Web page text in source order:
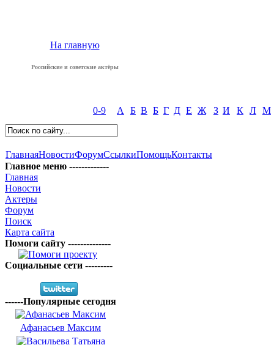
На главную
Российские и советские актёры
0-9 А Б В Б Г Д Е Ж З И К Л М
ГлавнаяНовостиФорумСсылкиПомощьКонтакты
Главное меню -------------
Главная
Новости
Актеры
Форум
Поиск
Карта сайта
Помоги сайту --------------
Социальные сети ---------
------Популярные сегодня
Афанасьев Максим